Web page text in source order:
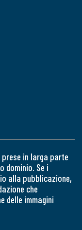
in larga parte
dominio. Se i
alla pubblicazione,
che
delle immagini